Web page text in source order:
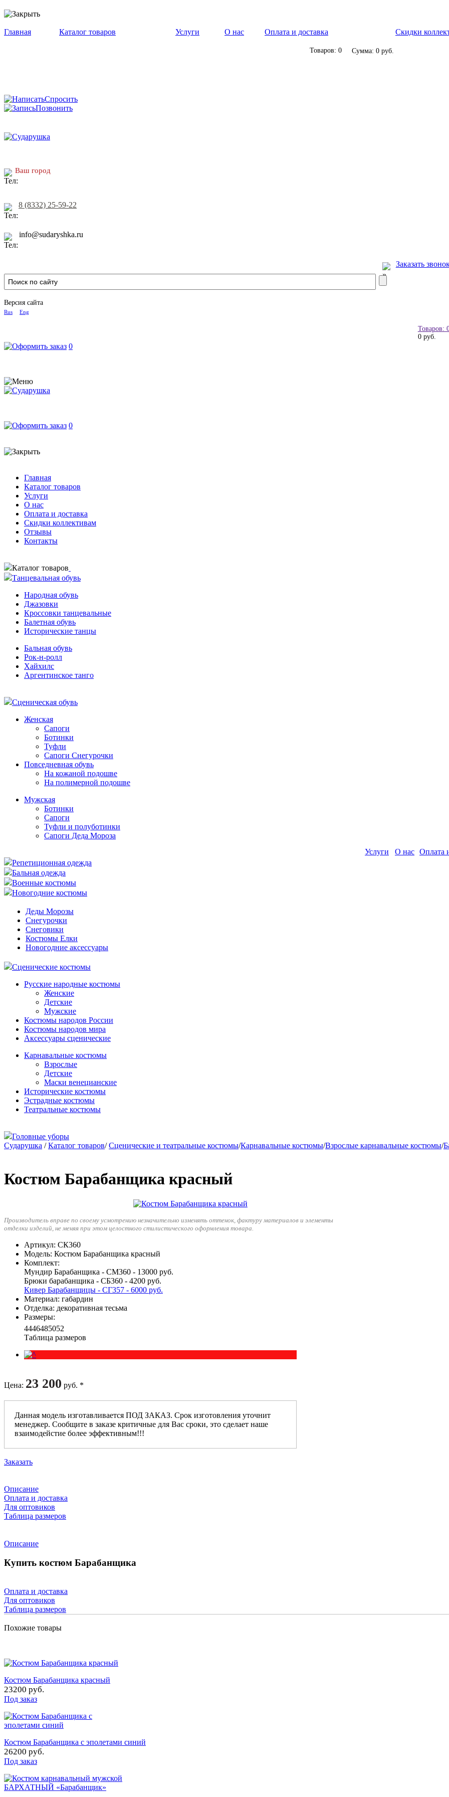
Главная Каталог товаров Услуги О нас Оплата и доставка Скидки
Товаров: 0 Сумма: 0 руб.
Спросить
Позвонить
Ваш город
8 (8332) 25-59-22
info@sudaryshka.ru
Заказать
Версия сайта
Rus Eng
Товаров:
0 руб.
0
0
Главная
Каталог товаров
Услуги
О нас
Оплата и доставка
Скидки коллективам
Отзывы
Контакты
Каталог товаров
Танцевальная обувь
Народная обувь
Джазовки
Кроссовки танцевальные
Балетная обувь
Исторические танцы
Бальная обувь
Рок-н-ролл
Хайхилс
Аргентинское танго
Сценическая обувь
Женская
Сапоги
Ботинки
Туфли
Сапоги Снегурочки
Повседневная обувь
На кожаной подошве
На полимерной подошве
Мужская
Ботинки
Сапоги
Туфли и полуботинки
Сапоги Деда Мороза
Репетиционная одежда
Бальная одежда
Военные костюмы
Новогодние костюмы
Деды Морозы
Снегурочки
Снеговики
Костюмы Елки
Новогодние аксессуары
Сценические костюмы
Русские народные костюмы
Женские
Детские
Мужские
Костюмы народов России
Костюмы народов мира
Аксессуары сценические
Карнавальные костюмы
Взрослые
Детские
Маски венецианские
Исторические костюмы
Эстрадные костюмы
Театральные костюмы
Головные уборы
Услуги О нас Оплата
Сударушка / Каталог товаров/ Сценические и театральные костюмы/Карнавальные костюмы/Взрослые карнавальные костюмы/
Костюм Барабанщика красный
Производитель вправе по своему усмотрению незначительно изменять оттенок, фактуру материалов и элементы
отделки изделий, не меняя при этом целостного стилистического оформления товара.
Артикул: СК360
Модель: Костюм Барабанщика красный
Комплект:
Мундир Барабанщика - СМ360 - 13000 руб.
Брюки барабанщика - СБ360 - 4200 руб.
Кивер Барабанщицы - СГ357 - 6000 руб.
Материал: габардин
Отделка: декоративная тесьма
Размеры:
4446485052
Таблица размеров
Цена: 23 200 руб. *
Данная модель изготавливается ПОД ЗАКАЗ. Срок изготовления уточнит
менеджер. Сообщите в заказе критичные для Вас сроки, это сделает наше
взаимодейстие более эффективным!!!
Заказать
Описание
Оплата и доставка
Для оптовиков
Таблица размеров
Описание
Купить костюм Барабанщика
Оплата и доставка
Для оптовиков
Таблица размеров
Похожие товары
Костюм Барабанщика красный
23200 руб.
Под заказ
Костюм Барабанщика с эполетами синий
26200 руб.
Под заказ